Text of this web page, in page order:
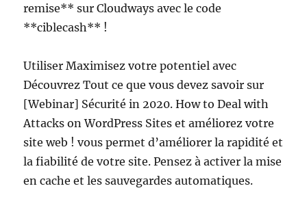
remise** sur Cloudways avec le code
**ciblecash** !
Utiliser Maximisez votre potentiel avec
Découvrez Tout ce que vous devez savoir sur
[Webinar] Sécurité in 2020. How to Deal with
Attacks on WordPress Sites et améliorez votre
site web ! vous permet d’améliorer la rapidité et
la fiabilité de votre site. Pensez à activer la mise
en cache et les sauvegardes automatiques.